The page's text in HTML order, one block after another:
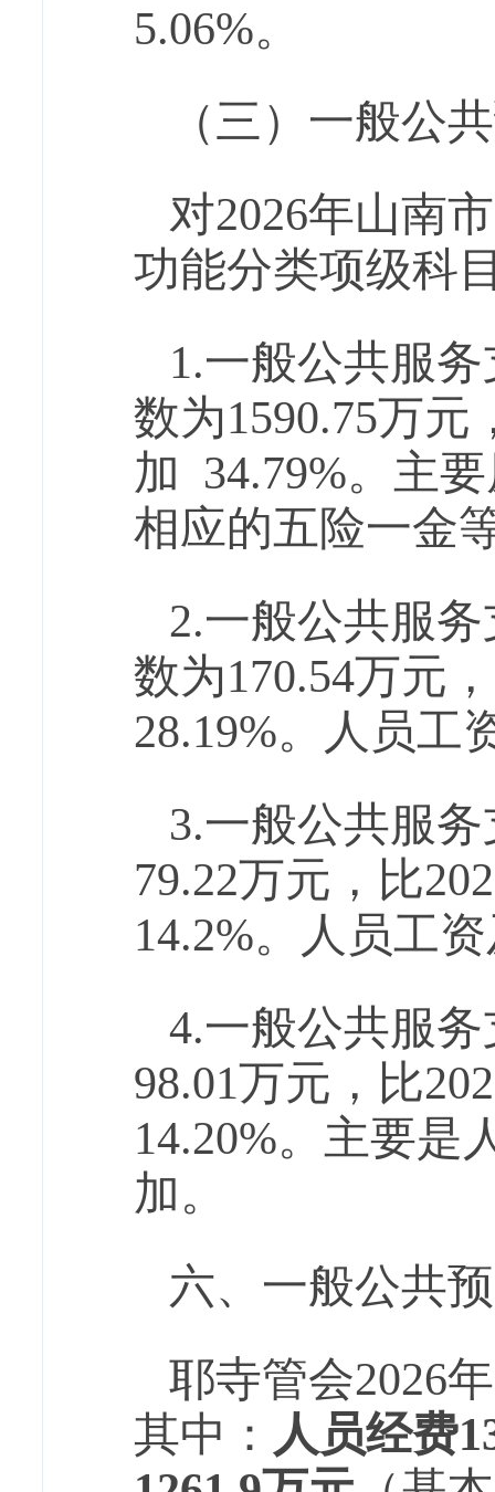
5.06%。
（三）一般公
对2026年山南
功能分类项级科
1.一般公共服
数为1590.75万元
加 34.79%。主要
相应的五险一金
2.一般公共服
数为170.54万元
28.19%。人员工
3.一般公共服
79.22万元，比202
14.2%。人员工资
4.一般公共服
98.01万元，比202
14.20%。主要是
加。
六、一般公共
耶寺管会2026
其中： 人员经费